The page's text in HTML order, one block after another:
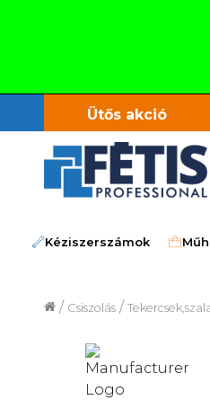
Ütős akció
Kéziszerszámok
/
Csiszolás
/